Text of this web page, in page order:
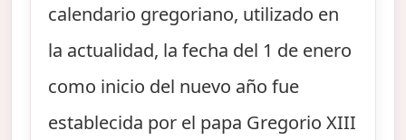
calendario gregoriano, utilizado en
la actualidad, la fecha del 1 de enero
como inicio del nuevo año fue
establecida por el papa Gregorio XIII